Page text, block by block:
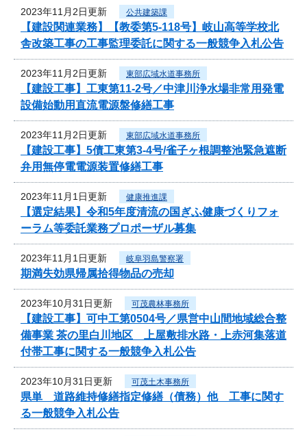
2023年11月2日更新 公共建築課
【建設関連業務】【教委第5-118号】岐山高等学校北
舎改築工事の工事監理委託に関する一般競争入札公告
2023年11月2日更新 東部広域水道事務所
【建設工事】工東第11-2号／中津川浄水場非常用発電
設備始動用直流電源盤修繕工事
2023年11月2日更新 東部広域水道事務所
【建設工事】5債工東第3-4号/雀子ヶ根調整池緊急遮断
弁用無停電電源装置修繕工事
2023年11月1日更新 健康推進課
【選定結果】令和5年度清流の国ぎふ健康づくりフォ
ーラム等委託業務プロポーザル募集
2023年11月1日更新 岐阜羽島警察署
期満失効県帰属拾得物品の売却
2023年10月31日更新 可茂農林事務所
【建設工事】可中工第0504号／県営中山間地域総合整
備事業 茶の里白川地区 上屋敷排水路・上赤河集落道
付帯工事に関する一般競争入札公告
2023年10月31日更新 可茂土木事務所
県単 道路維持修繕指定修繕（債務）他 工事に関す
る一般競争入札公告